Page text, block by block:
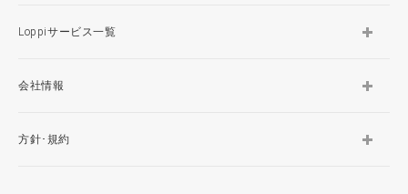
Loppiサービス一覧
会社情報
方針･規約